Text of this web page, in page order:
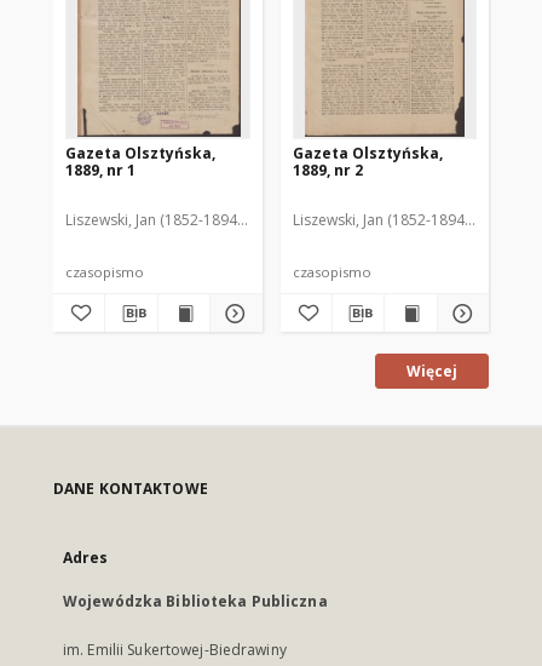
Gazeta Olsztyńska,
1889, nr 1
Liszewski, Jan (1852-1894). Red.
czasopismo
Gazeta Olsztyńska,
1889, nr 2
Liszewski, Jan (1852-1894). Red.
czasopismo
Więcej
DANE KONTAKTOWE
Adres
Wojewódzka Biblioteka Publiczna
im. Emilii Sukertowej-Biedrawiny